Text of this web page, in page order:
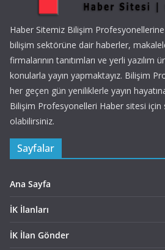
Haber Sitemiz Bilişim
bilişim sektörüne dair haberler,
firmalarının tanıtımları ve yerli yazılım
konularla yayın yapmaktayız. Bilişim
her geçen gün yeniliklerle yayın
Bilişim Profesyonelleri Haber sitesi için
olabilirsiniz.
Sayfalar
Ana Sayfa
İK İlanları
İK İlan Gönder